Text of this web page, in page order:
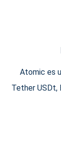
Atomic es
Tether USDt,